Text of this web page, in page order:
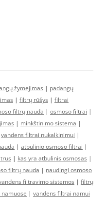
žymėjimas | padangų
| filtrų rūšys | filtrai
filtrų nauda | osmoso filtrai |
| minkštinimo sistema |
vandens filtrai nukalkinimui |
| atbulinio osmoso filtrai |
| kas yra atbulinis osmosas |
filtrų nauda | naudingi osmoso
filtravimo sistemos | filtrų
| vandens filtrai namui